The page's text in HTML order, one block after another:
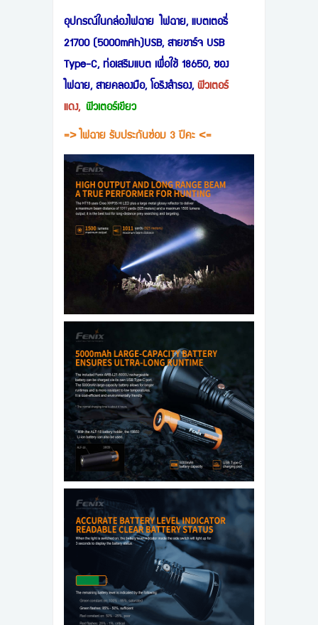
อุปกรณ์ในกล่องไฟฉาย ไฟฉาย, แบตเตอรี่
21700 (5000mAh)USB, สายชาร์จ USB
Type-C, ท่อเสริมแบต เพื่อใช้ 18650, ซอง
ไฟฉาย, สายคลองมือ, โอริงสำรอง, ฟิวเตอร์
แดง, ฟิวเตอร์เขียว
=> ไฟฉาย รับประกันซ่อม 3 ปีคะ <=